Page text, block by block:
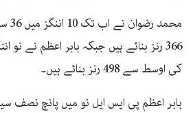
کی اوسط سے 498 رنز بنائے ہیں۔
بابر اعظم پی ایس ایل نو میں پانچ نصف